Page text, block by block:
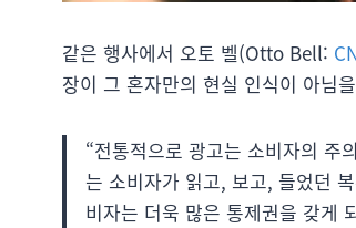
같은 행사에서 오토 벨(Otto Bell:
장이 그 혼자만의 현실 인식이 아님
“전통적으로 광고는 소비자의 주
는 소비자가 읽고, 보고, 들었던
비자는 더욱 많은 통제권을 갖게